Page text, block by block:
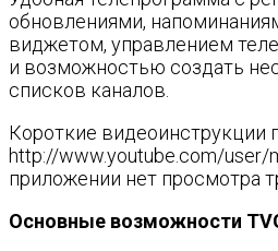
обновлениями,
виджетом, управлением
и возможностью создать
списков каналов.
Короткие видеоинструкции
http://www.youtube.com/user/
приложении нет просмотра
Основные возможности